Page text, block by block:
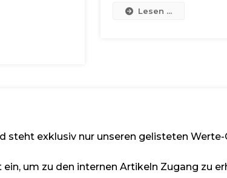
Lesen ...
steht exklusiv nur unseren gelisteten Werte-
um zu den internen Artikeln Zugang zu